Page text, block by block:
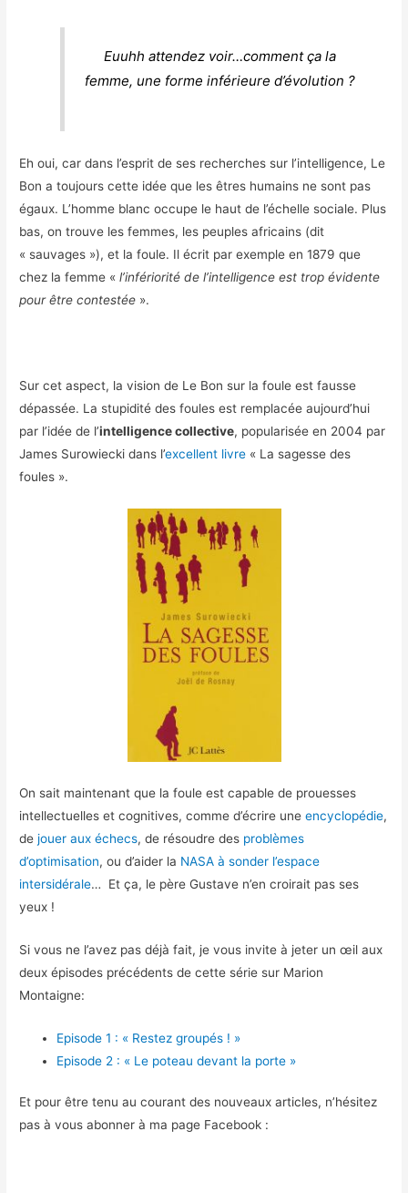
Euuhh attendez voir…comment ça la
femme, une forme inférieure d’évolution ?
Eh oui, car dans l’esprit de ses recherches sur l’intelligence, Le
Bon a toujours cette idée que les êtres humains ne sont pas
égaux. L’homme blanc occupe le haut de l’échelle sociale. Plus
bas, on trouve les femmes, les peuples africains (dit
« sauvages »), et la foule. Il écrit par exemple en 1879 que
chez la femme «l’infériorité de l’intelligence est trop évidente
pour être contestée ».
Sur cet aspect, la vision de Le Bon sur la foule est fausse
dépassée. La stupidité des foules est remplacée aujourd’hui
par l’idée de l’intelligence collective, popularisée en 2004 par
James Surowiecki dans l’excellent livre « La sagesse des
foules ».
On sait maintenant que la foule est capable de prouesses
intellectuelles et cognitives, comme d’écrire uneencyclopédie,
de jouer aux échecs, de résoudre des problèmes
d’optimisation, ou d’aider la NASA à sonder l’espace
intersidérale… Et ça, le père Gustave n’en croirait pas ses
yeux !
Si vous ne l’avez pas déjà fait, je vous invite à jeter un œil aux
deux épisodes précédents de cette série sur Marion
Montaigne:
Episode 1 : « Restez groupés ! »
Episode 2 : « Le poteau devant la porte »
Et pour être tenu au courant des nouveaux articles, n’hésitez
pas à vous abonner à ma page Facebook :